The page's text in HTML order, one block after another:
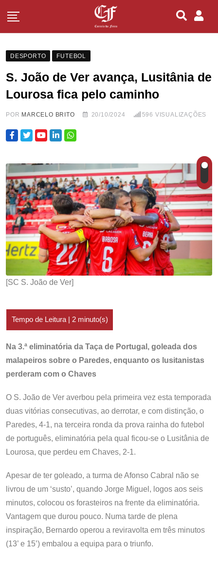
DESPORTO FUTEBOL
S. João de Ver avança, Lusitânia de
Lourosa fica pelo caminho
POR MARCELO BRITO 20/10/2024 596 VISUALIZAÇÕES
[SC S. João de Ver]
Na 3.ª eliminatória da Taça de Portugal, goleada dos
malapeiros sobre o Paredes, enquanto os lusitanistas
perderam com o Chaves
O S. João de Ver averbou pela primeira vez esta temporada
duas vitórias consecutivas, ao derrotar, e com distinção, o
Paredes, 4-1, na terceira ronda da prova rainha do futebol
de português, eliminatória pela qual ficou-se o Lusitânia de
Lourosa, que perdeu em Chaves, 2-1.
Apesar de ter goleado, a turma de Afonso Cabral não se
livrou de um ‘susto’, quando Jorge Miguel, logos aos seis
minutos, colocou os forasteiros na frente da eliminatória.
Vantagem que durou pouco. Numa tarde de plena
inspiração, Bernardo operou a reviravolta em três minutos
(13’ e 15’) embalou a equipa para o triunfo.